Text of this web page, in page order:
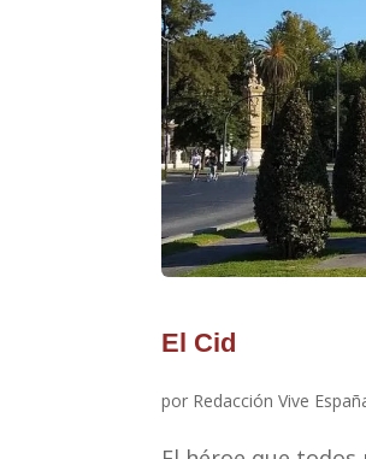
El Cid
por Redacción Vive